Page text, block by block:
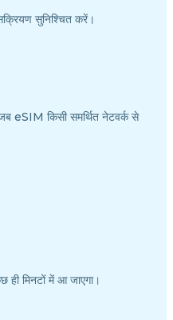
सुनिश्चित करें।
eSIM किसी समर्थित नेटवर्क से
मिनटों में आ जाएगा।